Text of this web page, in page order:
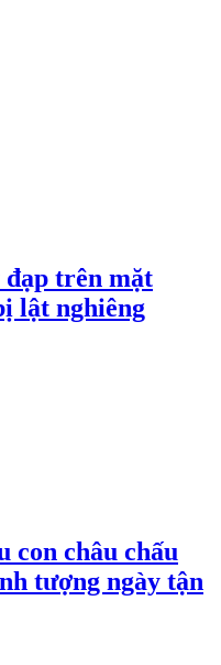
đạp trên mặt
lật nghiêng
con châu chấu
tượng ngày tận